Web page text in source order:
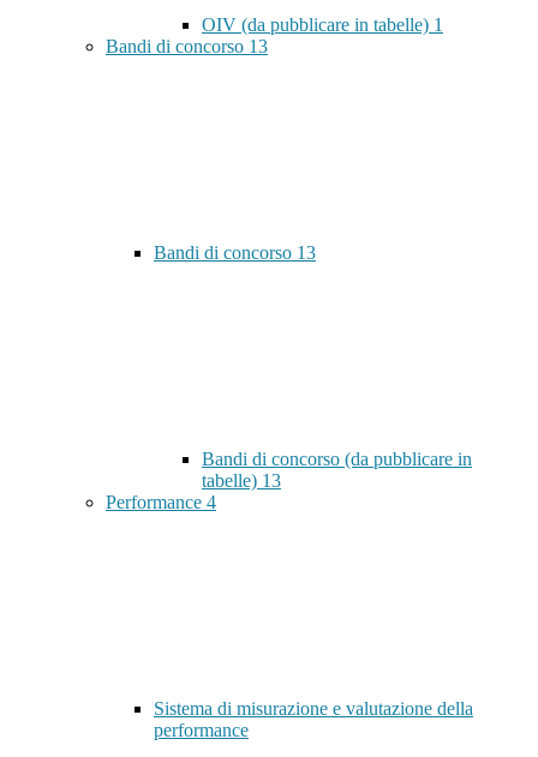
OIV (da pubblicare in tabelle) 1
Bandi di concorso 13
Bandi di concorso 13
Bandi di concorso (da pubblicare in
tabelle) 13
Performance 4
Sistema di misurazione e valutazione della
performance